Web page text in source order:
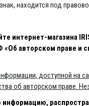
находится под
интернет-магазина
авторском праве и
доступной на
об авторском